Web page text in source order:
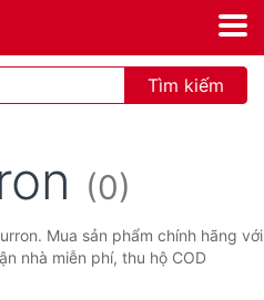
Tìm kiếm
(0)
Mua sản phẩm chính hãng với
nhà miễn phí, thu hộ COD